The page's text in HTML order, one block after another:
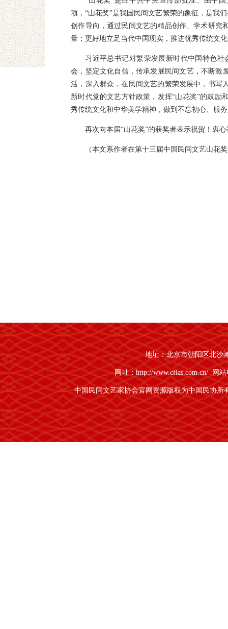
项，“山花奖”是我国民间文艺繁荣的象征，是我
创作导向，通过民间文艺的精品创作、学术研究
量；更好地立足当代中国现实，推进优秀传统文
习近平总书记对繁荣发展新时代中国特色
会，坚定文化自信，传承发展民间文艺，不断激
活，深入群众，在民间文艺的繁荣发展中，书写
新时代党的文艺方针政策，发挥“山花奖”的鼓
秀传统文化和中华美学精神，做到不忘初心、服
再次向本届“山花奖”的获奖者表示祝贺！衷
（本文系作者在第十三届中国民间文艺山花
地址：北京市朝阳区北沙
网址：http://www.cflas.com.cn/网站
中国民间文艺家协会官网资源版权为中国民协